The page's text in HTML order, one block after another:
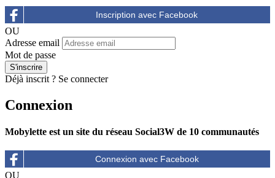
OU
Adresse email
Mot de passe
Déjà inscrit ? Se connecter
Connexion
Mobylette est un site du réseau Social3W de 10 communautés
OU